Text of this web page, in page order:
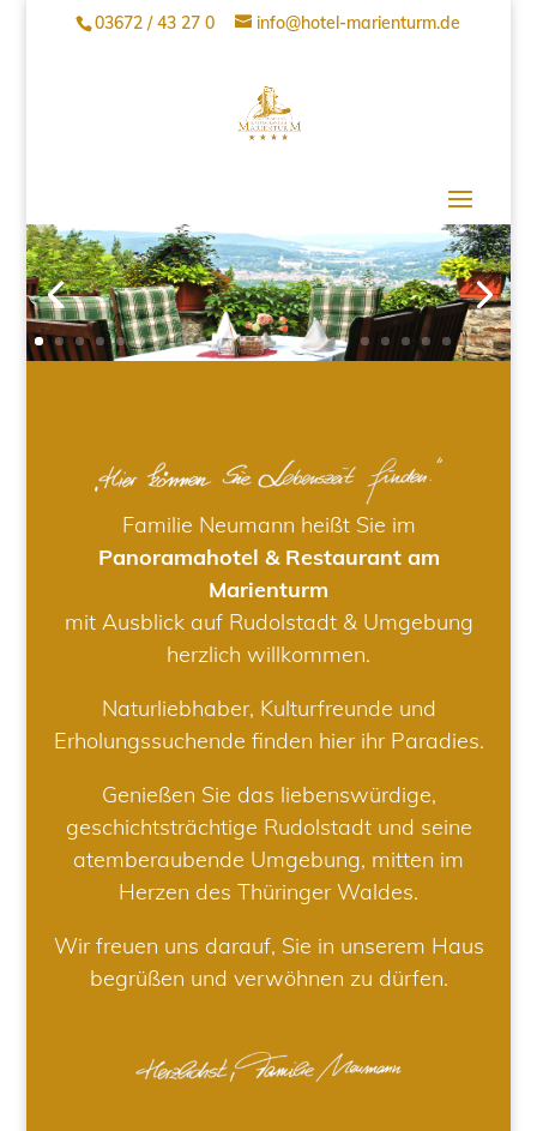
03672 / 43 27 0 info@hotel-marienturm.de
Familie Neumann heißt Sie im
Panoramahotel & Restaurant am
Marienturm
mit Ausblick auf Rudolstadt & Umgebung
herzlich willkommen.
Naturliebhaber, Kulturfreunde und
Erholungssuchende finden hier ihr Paradies.
Genießen Sie das liebenswürdige,
geschichtsträchtige Rudolstadt und seine
atemberaubende Umgebung, mitten im
Herzen des Thüringer Waldes.
Wir freuen uns darauf, Sie in unserem Haus
begrüßen und verwöhnen zu dürfen.